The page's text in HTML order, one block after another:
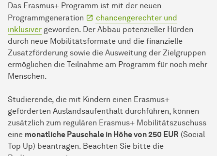
Das Erasmus+ Programm ist mit der neuen
Programmgeneration
chancengerechter und
inklusiver geworden. Der Abbau potenzieller Hürden
durch neue Mobilitätsformate und die finanzielle
Zusatzförderung sowie die Ausweitung der Zielgruppen
ermöglichen die Teilnahme am Programm für noch mehr
Menschen.
Studierende, die mit Kindern einen Erasmus+
geförderten Auslandsaufenthalt durchführen, können
zusätzlich zum regulären Erasmus+ Mobilitätszuschuss
eine monatliche Pauschale in Höhe von 250 EUR (Social
Top Up) beantragen. Beachten Sie bitte die